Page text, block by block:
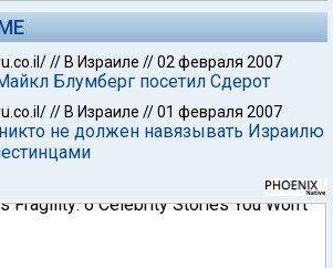
// В Израиле //02 февраля 2007
Блумберг посетил Сдерот
// В Израиле //01 февраля 2007
не должен навязывать Израилю